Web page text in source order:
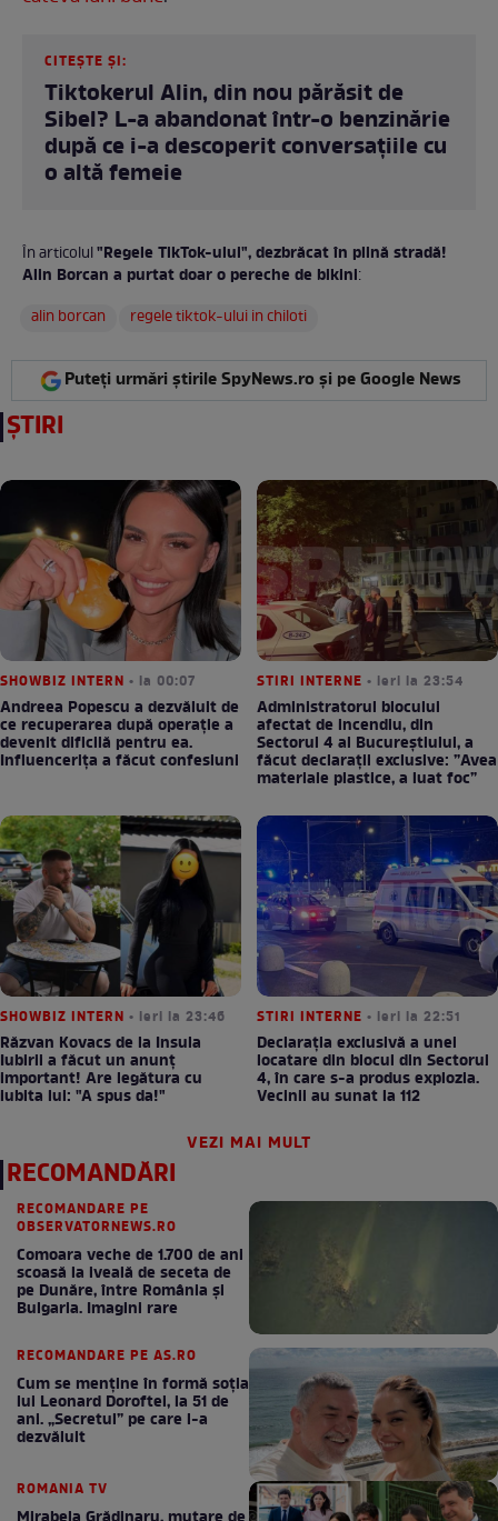
CITEȘTE ȘI:
Tiktokerul Alin, din nou părăsit de
Sibel? L-a abandonat într-o benzinărie
după ce i-a descoperit conversațiile cu
o altă femeie
În articolul"Regele TikTok-ului", dezbrăcat în plină stradă!
Alin Borcan a purtat doar o pereche de bikini:
alin borcan
regele tiktok-ului in chiloti
Puteți urmări știrile SpyNews.ro și pe Google News
ȘTIRI
SHOWBIZ INTERN • la 00:07
Andreea Popescu a dezvăluit de
ce recuperarea după operație a
devenit dificilă pentru ea.
Influencerița a făcut confesiuni
STIRI INTERNE • ieri la 23:54
Administratorul blocului
afectat de incendiu, din
Sectorul 4 al Bucureștiului, a
făcut declarații exclusive: ”Avea
materiale plastice, a luat foc”
SHOWBIZ INTERN • ieri la 23:46
Răzvan Kovacs de la Insula
Iubirii a făcut un anunț
important! Are legătura cu
iubita lui: "A spus da!"
STIRI INTERNE • ieri la 22:51
Declarația exclusivă a unei
locatare din blocul din Sectorul
4, în care s-a produs explozia.
Vecinii au sunat la 112
VEZI MAI MULT
RECOMANDĂRI
RECOMANDARE PE
OBSERVATORNEWS.RO
Comoara veche de 1.700 de ani
scoasă la iveală de seceta de
pe Dunăre, între România şi
Bulgaria. Imagini rare
RECOMANDARE PE AS.RO
Cum se menţine în formă soţia
lui Leonard Doroftei, la 51 de
ani. „Secretul” pe care l-a
dezvăluit
ROMANIA TV